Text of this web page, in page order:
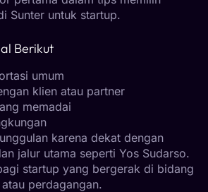
Sunter untuk startup.
Berikut
umum
klien atau partner
memadai
karena dekat dengan
jalur utama seperti Yos Sudarso.
startup yang bergerak di bidang
perdagangan.